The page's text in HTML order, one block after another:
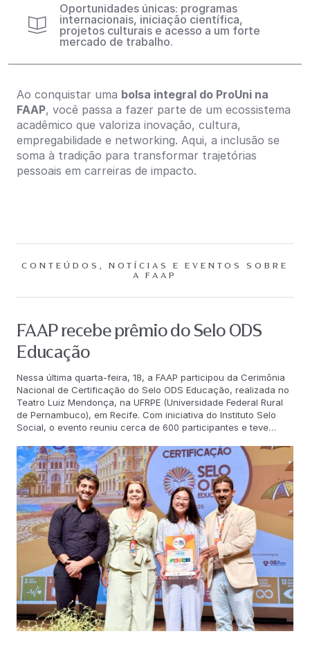
Oportunidades únicas: programas
internacionais, iniciação científica,
projetos culturais e acesso a um forte
mercado de trabalho.
Ao conquistar uma bolsa integral do ProUni na
FAAP, você passa a fazer parte de um ecossistema
acadêmico que valoriza inovação, cultura,
empregabilidade e networking. Aqui, a inclusão se
soma à tradição para transformar trajetórias
pessoais em carreiras de impacto.
CONTEÚDOS, NOTÍCIAS E EVENTOS SOBRE
A FAAP
FAAP recebe prêmio do Selo ODS
Educação
Nessa última quarta-feira, 18, a FAAP participou da Cerimônia
Nacional de Certificação do Selo ODS Educação, realizada no
Teatro Luiz Mendonça, na UFRPE (Universidade Federal Rural
de Pernambuco), em Recife. Com iniciativa do Instituto Selo
Social, o evento reuniu cerca de 600 participantes e teve
desenvolvem projetos de impacto social alinhados aos
Objetivos de Desenvolvimento Sustentável (ODS), propostos
pela Organização das Nações Unidas (ONU). “Receber a
certificação do Selo ODS vai muito além de um
reconhecimento institucional. Trata-se de um importante
lembrete de que é dever de toda instituição de ensino assumir
um compromisso concreto com a construção de um futuro
mais sustentável, justo e inclusivo. Foi um momento de grande
relevância e significado”, afirma Larissa Harumi So, Analista de
Responsabilidade Social da FAAP, e representante da FAAP
neste evento. Ao todo, 129 instituições de ensino foram
certificadas nesta edição. Juntas, elas desenvolveram 1.902
iniciativas, que resultaram em 3.370 impactos sociais ao longo
de 2025. O Selo ODS Educação reconhece o trabalho de
instituições educacionais públicas, privadas e comunitárias